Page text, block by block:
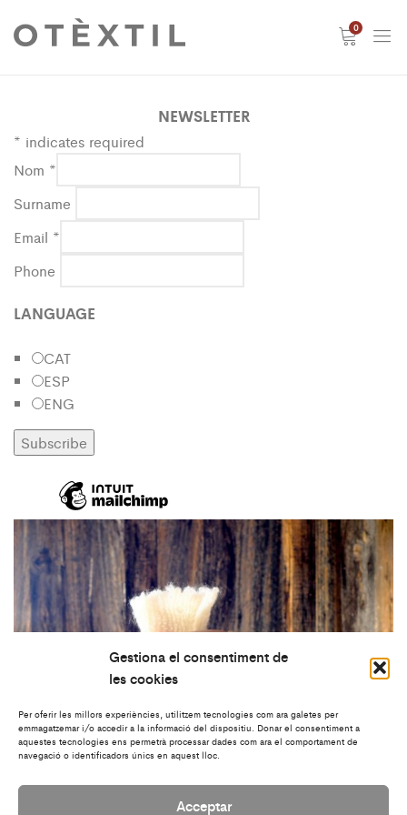
Gestiona el consentiment de
les cookies
Per oferir les millors experiències, utilitzem tecnologies com ara galetes per
emmagatzemar i/o accedir a la informació del dispositiu. Donar el consentiment a
aquestes tecnologies ens permetrà processar dades com ara el comportament de
navegació o identificadors únics en aquest lloc.
Acceptar
0
NEWSLETTER
* indicates required
Nom *
Surname
Email *
Phone
LANGUAGE
CAT
ESP
ENG